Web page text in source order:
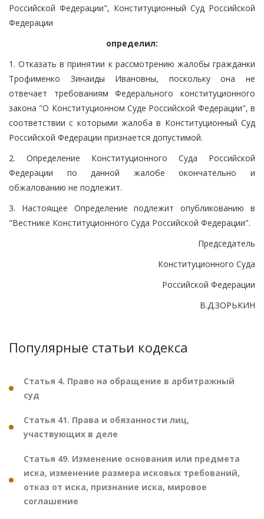
Российской Федерации", Конституционный Суд Российской
Федерации
определил:
1. Отказать в принятии к рассмотрению жалобы гражданки
Трофименко Зинаиды Ивановны, поскольку она не
отвечает требованиям Федерального конституционного
закона "О Конституционном Суде Российской Федерации", в
соответствии с которыми жалоба в Конституционный Суд
Российской Федерации признается допустимой.
2. Определение Конституционного Суда Российской
Федерации по данной жалобе окончательно и
обжалованию не подлежит.
3. Настоящее Определение подлежит опубликованию в
"Вестнике Конституционного Суда Российской Федерации".
Председатель
Конституционного Суда
Российской Федерации
В.Д.ЗОРЬКИН
Популярные статьи кодекса
Статья 4. Право на обращение в арбитражный
суд
Статья 41. Права и обязанности лиц,
участвующих в деле
Статья 49. Изменение основания или предмета
иска, изменение размера исковых требований,
отказ от иска, признание иска, мировое
соглашение